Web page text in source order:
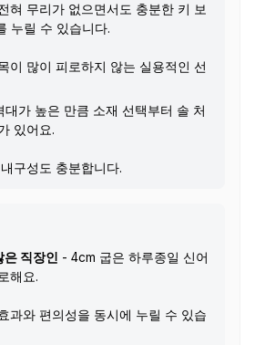
혀 무리가 없으면서도 충분한 키 보
누릴 수 있습니다.
이 많이 피로하지 않는 실용적인 선
가 높은 만큼 소재 선택부터 솔 처
있어요.
구성도 충분합니다.
은 직장인 - 4cm 굽은 하루종일 신어
해요.
과와 편의성을 동시에 누릴 수 있습